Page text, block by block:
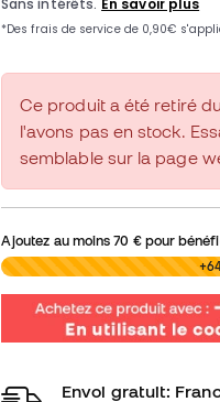
Ce produit a été retiré
l'avons pas en stock.
semblable sur la page
Ajoutez au moins70 €pour
0,00 €
Envoi gratuit: